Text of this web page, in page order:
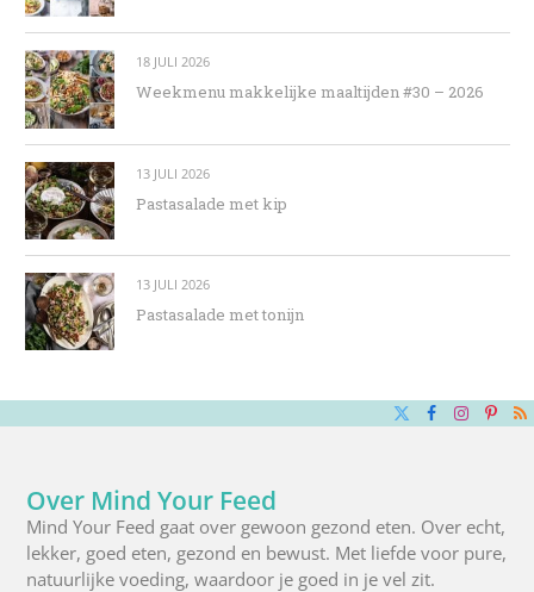
18 JULI 2026
Weekmenu makkelijke maaltijden #30 – 2026
13 JULI 2026
Pastasalade met kip
13 JULI 2026
Pastasalade met tonijn
X
Facebook
Over Mind Your Feed
Mind Your Feed gaat over gewoon gezond eten. Over echt,
lekker, goed eten, gezond en bewust. Met liefde voor pure,
natuurlijke voeding, waardoor je goed in je vel zit.